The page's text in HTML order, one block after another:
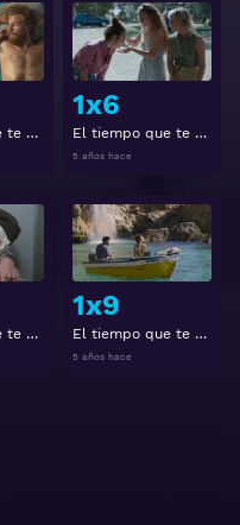
El tiempo que te doy 1x5
Ver
1x6
El tiempo que te doy 1x6
5 años hace
El tiempo que te doy 1x8
Ver
1x9
El tiempo que te doy 1x9
5 años hace